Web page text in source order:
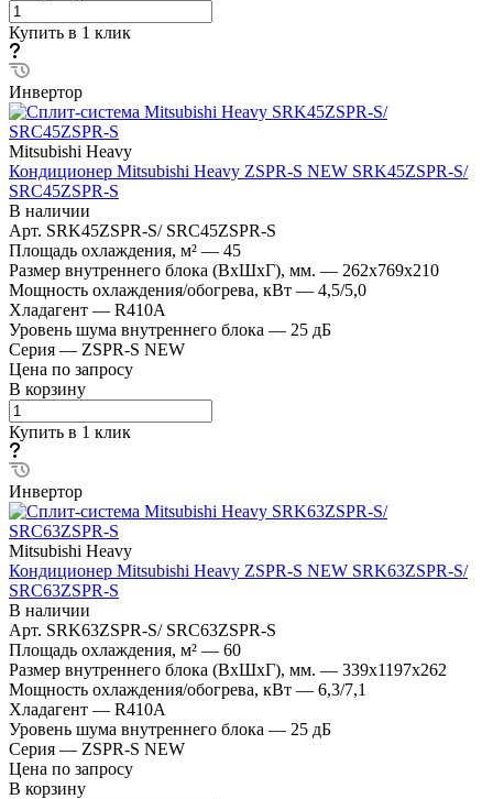
Купить в 1 клик
Инвертор
Mitsubishi Heavy
Кондиционер Mitsubishi Heavy ZSPR-S NEW SRK45ZSPR-S/
SRC45ZSPR-S
В наличии
Арт. SRK45ZSPR-S/ SRC45ZSPR-S
Площадь охлаждения, м² — 45
Размер внутреннего блока (ВхШхГ), мм. — 262х769х210
Мощность охлаждения/обогрева, кВт — 4,5/5,0
Хладагент — R410A
Уровень шума внутреннего блока — 25 дБ
Серия — ZSPR-S NEW
Цена по запросу
В корзину
Купить в 1 клик
Инвертор
Mitsubishi Heavy
Кондиционер Mitsubishi Heavy ZSPR-S NEW SRK63ZSPR-S/
SRC63ZSPR-S
В наличии
Арт. SRK63ZSPR-S/ SRC63ZSPR-S
Площадь охлаждения, м² — 60
Размер внутреннего блока (ВхШхГ), мм. — 339х1197х262
Мощность охлаждения/обогрева, кВт — 6,3/7,1
Хладагент — R410A
Уровень шума внутреннего блока — 25 дБ
Серия — ZSPR-S NEW
Цена по запросу
В корзину